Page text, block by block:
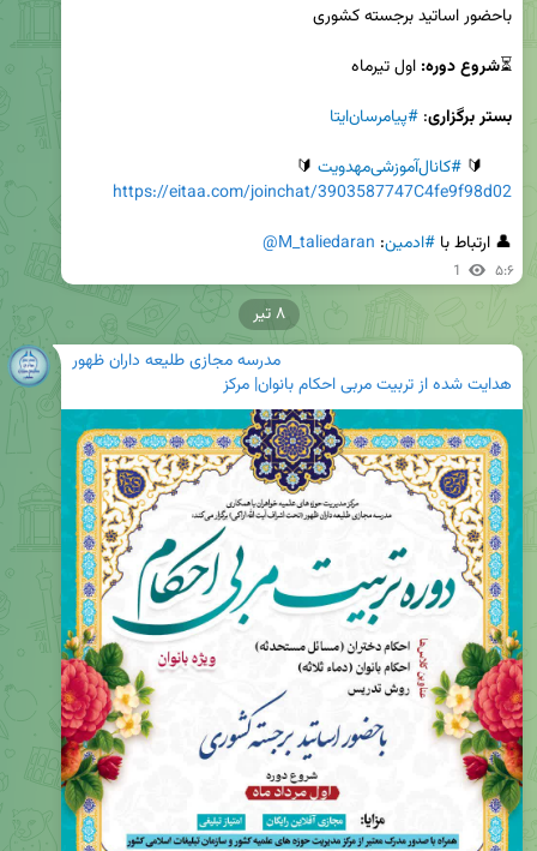
⏳شروع دوره:
بستر برگزاری: #پیامرسان‌ایتا
#کانال‌آموزشی‌مهدویت
🔰
https://eitaa.com/joinchat/3903587747C4fe9f98d02
👤 ارتباط با #ادمین:
@M_taliedaran
1 ۵:۶
مدرسه مجازی طلیعه داران ظهور
هدایت شده از تربیت مربی احکام بانوان| مرکز
۸ تیر